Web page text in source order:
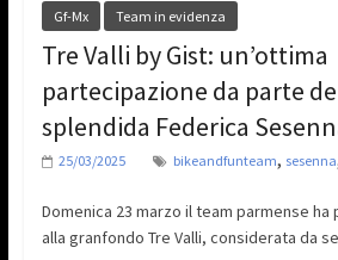
Gf-Mx Team in evidenza
Tre Valli by Gist: un’ottima
partecipazione da parte
splendida Federica
25/03/2025 bikeandfunteam, sesenna
Domenica 23 marzo il team parmense
alla granfondo Tre Valli, considerata da